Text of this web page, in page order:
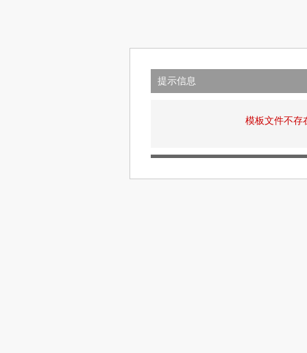
提示信息
模板文件不存